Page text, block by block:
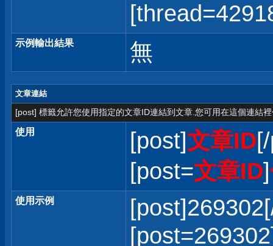
示例輸出結果 無
文章連結
[post] 標籤允許您使用指定的文章ID連結到文章.您可用在這個連結
使用 [post]文章ID
[post=文章ID]
使用示例